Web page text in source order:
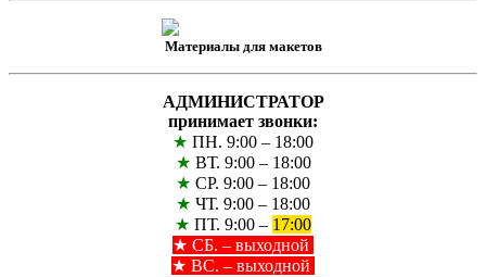
Материалы для макетов
АДМИНИСТРАТОР
принимает звонки:
★ ПН. 9:00 – 18:00
★ ВТ. 9:00 – 18:00
★ СР. 9:00 – 18:00
★ ЧТ. 9:00 – 18:00
★ ПТ. 9:00 – 17:00
★ СБ. – выходной
★ ВС. – выходной